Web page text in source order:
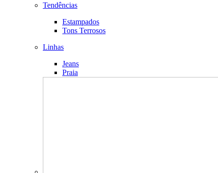
Tendências
Estampados
Tons Terrosos
Linhas
Jeans
Praia